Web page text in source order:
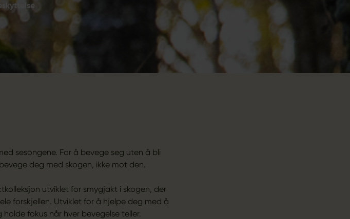
sesongene. For å bevege seg uten å bli
deg med skogen, ikke mot den.
utviklet for smygjakt i skogen, der
forskjellen. Utviklet for å hjelpe deg med å
fokus når hver bevegelse teller.